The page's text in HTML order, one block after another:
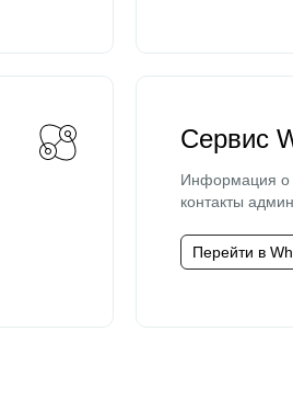
Сервис
Информация о
контакты
Перейти в